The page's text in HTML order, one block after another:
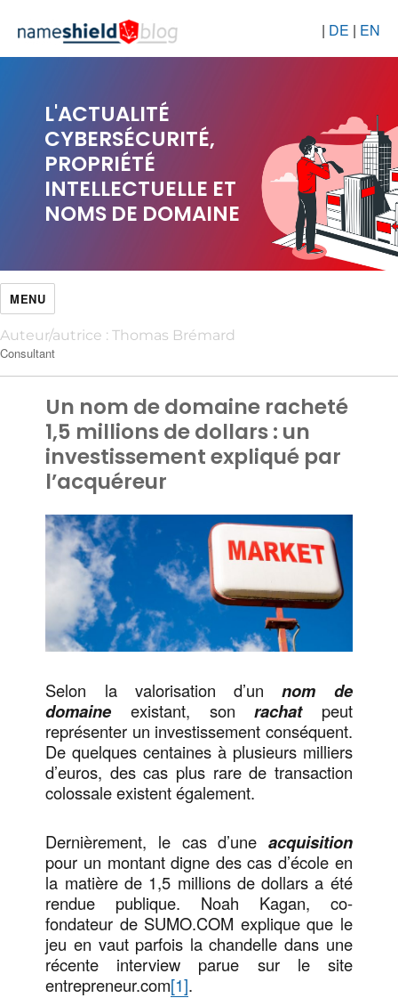
| DE | EN
L'ACTUALITÉ
CYBERSÉCURITÉ,
PROPRIÉTÉ
INTELLECTUELLE ET
NOMS DE DOMAINE
MENU
Auteur/autrice : Thomas Brémard
Consultant
Un nom de domaine racheté
1,5 millions de dollars : un
investissement expliqué par
l’acquéreur
Selon la valorisation d’unnom de
domaine existant, sonrachat
peut
représenter un investissement conséquent.
De quelques centaines à plusieurs milliers
d’euros, des cas plus rare de transaction
colossale existent également.
Dernièrement, le cas d’une acquisition
pour un montant digne des cas d’école en
la matière de 1,5 millions de dollars a été
rendue publique. Noah Kagan, co-
fondateur de SUMO.COM explique que le
jeu en vaut parfois la chandelle dans une
récente interview parue sur le site
entrepreneur.com[1].